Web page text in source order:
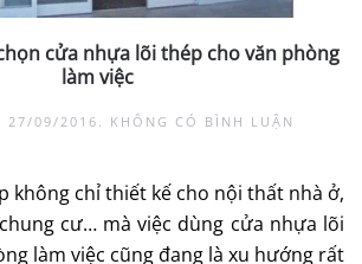
cửa nhựa lõi thép cho văn phòng
làm việc
27/09/2016 . KHÔNG CÓ BÌNH LUẬN
CHỌN
NHỰA
không chỉ thiết kế cho nội thất nhà ở,
cư… mà việc dùng cửa nhựa lõi
làm việc cũng đang là xu hướng rất